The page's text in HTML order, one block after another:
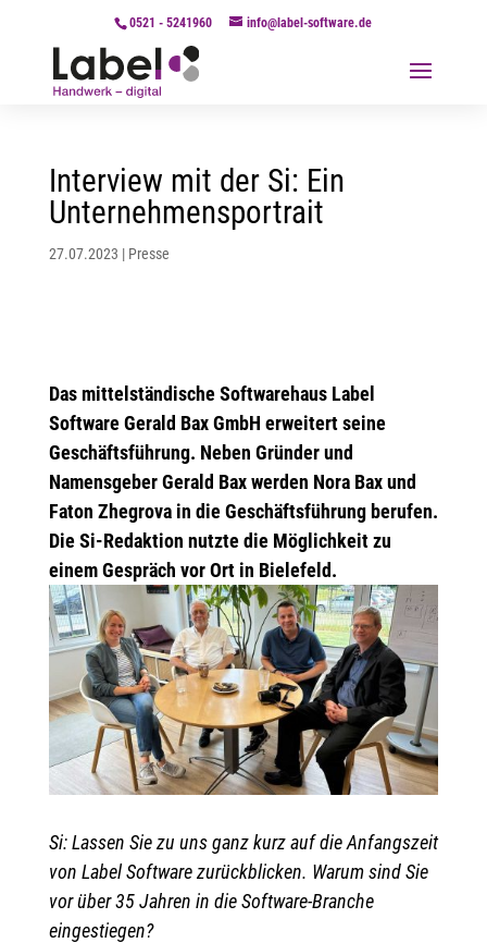
0521 - 5241960 info@label-software.de
Interview mit der Si: Ein
Unternehmensportrait
27.07.2023 | Presse
Das mittelständische Softwarehaus Label
Software Gerald Bax GmbH erweitert seine
Geschäftsführung. Neben Gründer und
Namensgeber Gerald Bax werden Nora Bax und
Faton Zhegrova in die Geschäftsführung berufen.
Die Si-Redaktion nutzte die Möglichkeit zu
einem Gespräch vor Ort in Bielefeld.
Si: Lassen Sie zu uns ganz kurz auf die Anfangszeit
von Label Software zurückblicken. Warum sind Sie
vor über 35 Jahren in die Software-Branche
eingestiegen?